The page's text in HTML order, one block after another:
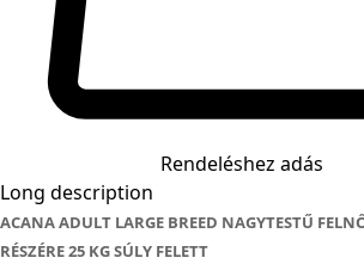
Rendeléshez adás
Long description
ACANA ADULT LARGE BREED NAGYTESTŰ
RÉSZÉRE 25 KG SÚLY FELETT